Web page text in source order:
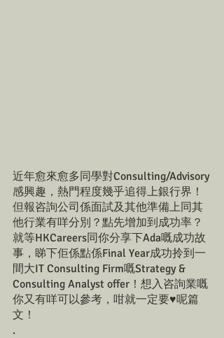
近年愈來愈多同學對Consulting/Advisory
感興趣，熱門程度幾乎追得上銀行界！
但報咨詢公司係面試及其他準備上同其
他行業有咩分別？點先增加到成功率？
就等HKCareers同你分享下Ada嘅成功故
事，睇下佢係點係Final Year成功拎到一
間大IT Consulting Firm嘅Strategy &
Consulting Analyst offer！想入咨詢業嘅
你又有咩可以參考，咁就一定要♥️呢篇
文！
.